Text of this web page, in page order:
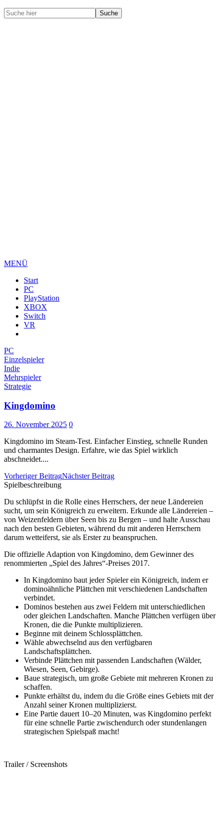
MENÜ
Start
PC
PlayStation
XBOX
Switch
VR
PC
Einzelspieler
Indie
Mehrspieler
Strategie
Kingdomino
26. November 2025 0
Kingdomino im Steam-Test. Einfacher Einstieg, schnelle Runden
und charmantes Design. Erfahre, wie das Spiel wirklich
abschneidet....
Vorheriger BeitragNächster Beitrag
Spielbeschreibung
Du schlüpfst in die Rolle eines Herrschers, der neue Ländereien
sucht, um sein Königreich zu erweitern. Erkunde alle Ländereien –
von Weizenfeldern über Seen bis zu Bergen – und halte Ausschau
nach den besten Gebieten, während du mit anderen Herrschern
darum wetteiferst, sie als Erster zu beanspruchen.
Die offizielle Adaption von Kingdomino, dem Gewinner des
renommierten „Spiel des Jahres“-Preises 2017.
In Kingdomino baut jeder Spieler ein Königreich, indem er
dominoähnliche Plättchen mit verschiedenen Landschaften
verbindet.
Dominos bestehen aus zwei Feldern mit unterschiedlichen
oder gleichen Landschaften. Manche Plättchen verfügen über
Kronen, die die Punkte multiplizieren.
Beginne mit deinem Schlossplättchen.
Wähle abwechselnd aus den verfügbaren
Landschaftsplättchen.
Verbinde Plättchen mit passenden Landschaften (Wälder,
Wiesen, Seen, Gebirge).
Baue strategisch, um große Gebiete mit mehreren Kronen zu
schaffen.
Punkte erhältst du, indem du die Größe eines Gebiets mit der
Anzahl seiner Kronen multiplizierst.
Eine Partie dauert 10–20 Minuten, was Kingdomino perfekt
für eine schnelle Partie zwischendurch oder stundenlangen
strategischen Spielspaß macht!
Trailer / Screenshots